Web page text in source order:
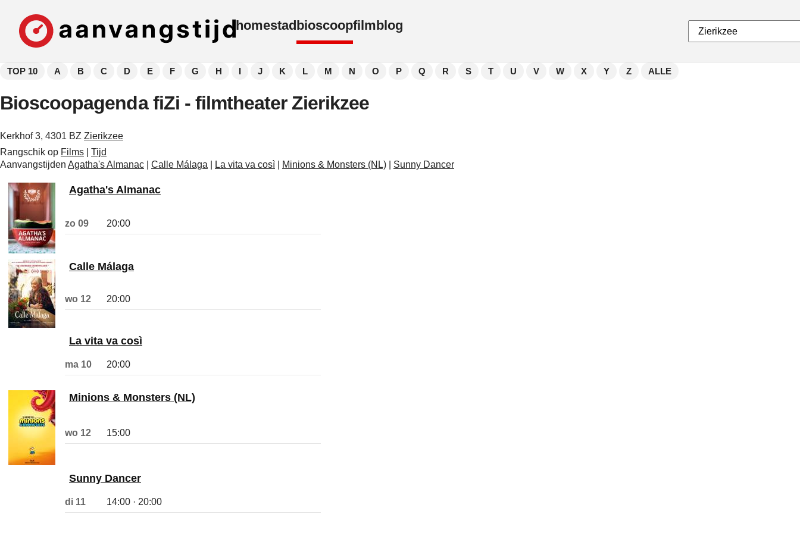
homestadbioscoopfilmblog
TOP 10 A B C D E F G H I J K L M N O P Q R S T U V W X Y Z ALLE
Bioscoopagenda fiZi - filmtheater Zierikzee
Kerkhof 3, 4301 BZ Zierikzee
Rangschik op Films
Tijd
Aanvangstijden Agatha's Almanac Calle Málaga La vita va così Minions & Monsters (NL) Sunny Dancer
Agatha's Almanac
zo 09 20:00
Calle Málaga
wo 12 20:00
La vita va così
ma 10 20:00
Minions & Monsters (NL)
wo 12 15:00
Sunny Dancer
di 11 14:00 · 20:00